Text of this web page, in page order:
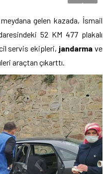
gelen kazada, İsmail
52 KM 477 plakalı
servis ekipleri, jandarma ve
araçtan çıkarttı.